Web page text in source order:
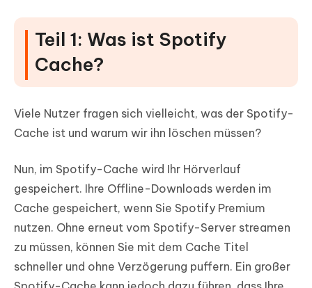
Teil 1: Was ist Spotify
Cache?
Viele Nutzer fragen sich vielleicht, was der Spotify-
Cache ist und warum wir ihn löschen müssen?
Nun, im Spotify-Cache wird Ihr Hörverlauf
gespeichert. Ihre Offline-Downloads werden im
Cache gespeichert, wenn Sie Spotify Premium
nutzen. Ohne erneut vom Spotify-Server streamen
zu müssen, können Sie mit dem Cache Titel
schneller und ohne Verzögerung puffern. Ein großer